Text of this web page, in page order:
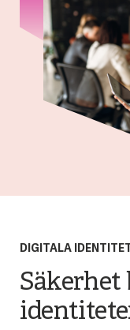
DIGITALA
Säkerhet